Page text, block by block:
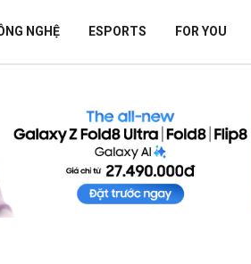
NGHỆ ESPORTS FOR YOU